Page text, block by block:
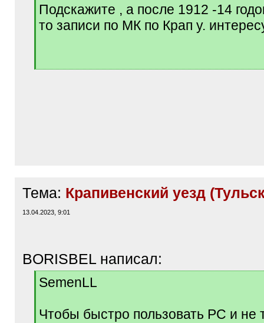
Подскажите , а после 1912 -14
то записи по МК по Крап у.
[
Тема: Крапивенский уезд
13.04.2023, 9:01
BORISBEL написал:
[
q
SemenLL
Чтобы быстро пользовать РС и не